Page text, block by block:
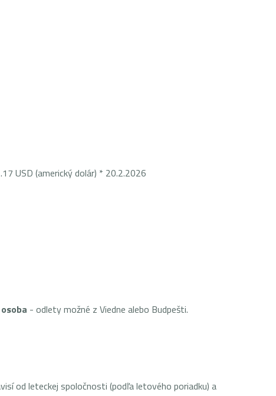
dolár) * 20.2.2026
- odlety možné z Viedne alebo Budpešti.
od leteckej spoločnosti (podľa letového poriadku) a